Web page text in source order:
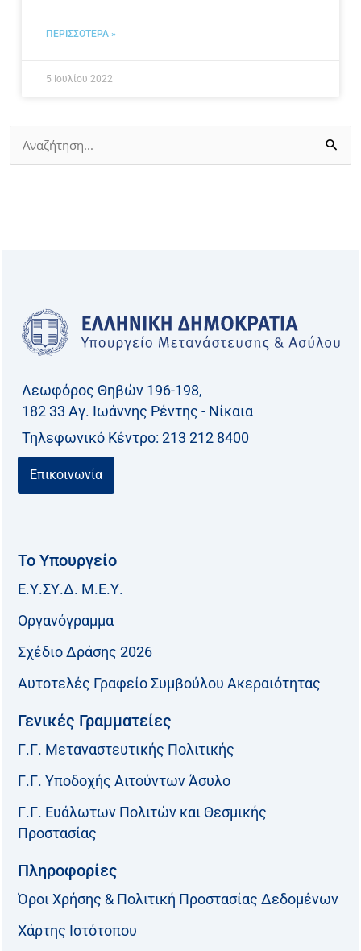
ΠΕΡΙΣΣΟΤΕΡΑ »
5 Ιουλίου 2022
Αναζήτηση
για:
Λεωφόρος Θηβών 196-198,
182 33 Aγ. Ιωάννης Ρέντης - Νίκαια
Τηλεφωνικό Kέντρο: 213 212 8400
Επικοινωνία
Το Υπουργείο
Ε.Υ.ΣΥ.Δ. Μ.Ε.Υ.
Οργανόγραμμα
Σχέδιο Δράσης 2026
Αυτοτελές Γραφείο Συμβούλου Ακεραιότητας
Γενικές Γραμματείες
Γ.Γ. Μεταναστευτικής Πολιτικής
Γ.Γ. Υποδοχής Αιτούντων Άσυλο
Γ.Γ. Ευάλωτων Πολιτών και Θεσμικής
Προστασίας
Πληροφορίες
Όροι Χρήσης & Πολιτική Προστασίας Δεδομένων
Χάρτης Ιστότοπου